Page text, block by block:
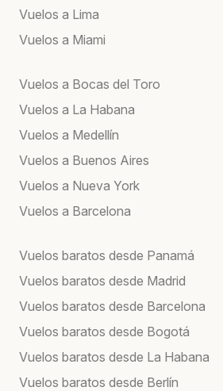
Vuelos a Lima
Vuelos a Miami
Vuelos a Bocas del Toro
Vuelos a La Habana
Vuelos a Medellín
Vuelos a Buenos Aires
Vuelos a Nueva York
Vuelos a Barcelona
Vuelos baratos desde Panamá
Vuelos baratos desde Madrid
Vuelos baratos desde Barcelona
Vuelos baratos desde Bogotá
Vuelos baratos desde La Habana
Vuelos baratos desde Berlín